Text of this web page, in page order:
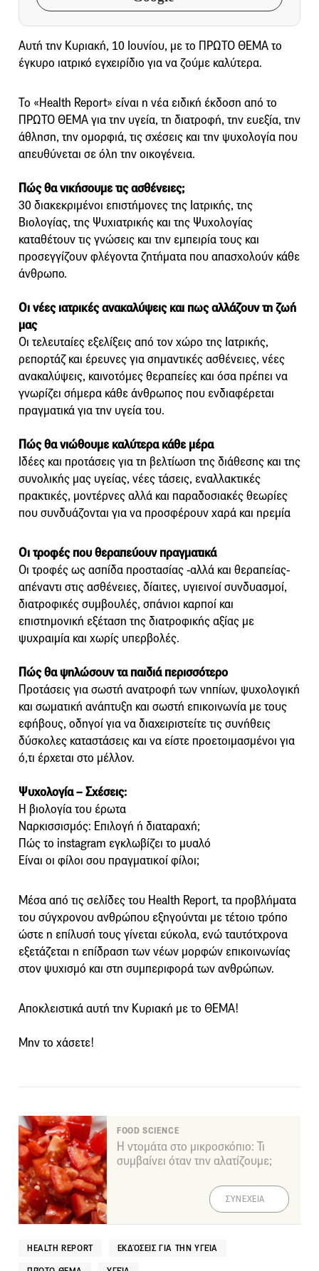
Αυτή την Κυριακή, 10 Ιουνίου, με το ΠΡΩΤΟ ΘΕΜΑ το
έγκυρο ιατρικό εγχειρίδιο για να ζούμε καλύτερα.
​Το «Health Report» είναι η νέα ειδική έκδοση από το
ΠΡΩΤΟ ΘΕΜΑ για την υγεία, τη διατροφή, την ευεξία, την
άθληση, την ομορφιά, τις σχέσεις και την ψυχολογία που
απευθύνεται σε όλη την οικογένεια.
Πώς θα νικήσουμε τις ασθένειες;
​30 ​διακεκριμένοι επιστήμονες της Ιατρικής, της
Βιολογίας, της Ψυχιατρικής και της Ψυχολογίας
καταθέτουν τις γνώσεις και την εμπειρία τους και
προσεγγίζουν φλέγοντα ζητήματα που απασχολούν κάθε
άνθρωπο.
Οι νέες ιατρικές ανακαλύψεις και πως αλλάζουν τη ζωή
μας
Οι τελευταίες εξελίξεις από τον χώρο της Ιατρικής,
ρεπορτάζ και έρευνες για σημαντικές ασθένειες, νέες
ανακαλύψεις, καινοτόμες θεραπείες και όσα πρέπει να
γνωρίζει σήμερα κάθε άνθρωπος που ενδιαφέρεται
πραγματικά για την υγεία του.
Πώς θα νιώθουμε καλύτερα κάθε μέρα
Ιδέες και προτάσεις για τη βελτίωση της διάθεσης και της
συνολικής μας υγείας, νέες τάσεις, εναλλακτικές
πρακτικές, μοντέρνες αλλά και παραδοσιακές θεωρίες
που συνδυάζονται για να προσφέρουν χαρά και ηρεμία
Οι τροφές που θεραπεύουν πραγματικά
Οι τροφές ως ασπίδα προστασίας -αλλά και θεραπείας-
απέναντι στις ασθένειες, δίαιτες, υγιεινοί συνδυασμοί,
διατροφικές συμβουλές, σπάνιοι καρποί και
επιστημονική εξέταση της διατροφικής αξίας με
ψυχραιμία και χωρίς υπερβολές.
Πώς θα ψηλώσουν τα παιδιά περισσότερο
Προτάσεις για σωστή ανατροφή των νηπίων, ψυχολογική
και σωματική ανάπτυξη και σωστή επικοινωνία με τους
εφήβους, οδηγοί για να διαχειριστείτε τις συνήθεις
δύσκολες καταστάσεις και να είστε προετοιμασμένοι για
ό,τι έρχεται στο μέλλον.
Ψυχολογία – Σχέσεις:
​H βιολογία του έρωτα
​Ναρκισσισμός: Επιλογή ή διαταραχή;
Πώς το instagram εγκλωβίζει το μυαλό
Eίναι οι φίλοι σου πραγματικοί φίλοι;
Μέσα από τις σελίδες του Health Report, τα προβλήματα
του σύγχρονου ανθρώπου εξηγούνται με τέτοιο τρόπο
ώστε η επίλυσή τους γίνεται εύκολα, ενώ ταυτότχρονα
εξετάζεται η επίδραση των νέων μορφών επικοινωνίας
στον ψυχισμό και στη συμπεριφορά των ανθρώπων.
Αποκλειστικά αυτή την Κυριακή με το ΘΕΜΑ!
Μην το χάσετε!
FOOD SCIENCE
Η ντομάτα στο μικροσκόπιο: Τι
συμβαίνει όταν την αλατίζουμε;
ΣΥΝΕΧΕΙΑ
HEALTH REPORT ΕΚΔΌΣΕΙΣ ΓΙΑ ΤΗΝ ΥΓΕΊΑ